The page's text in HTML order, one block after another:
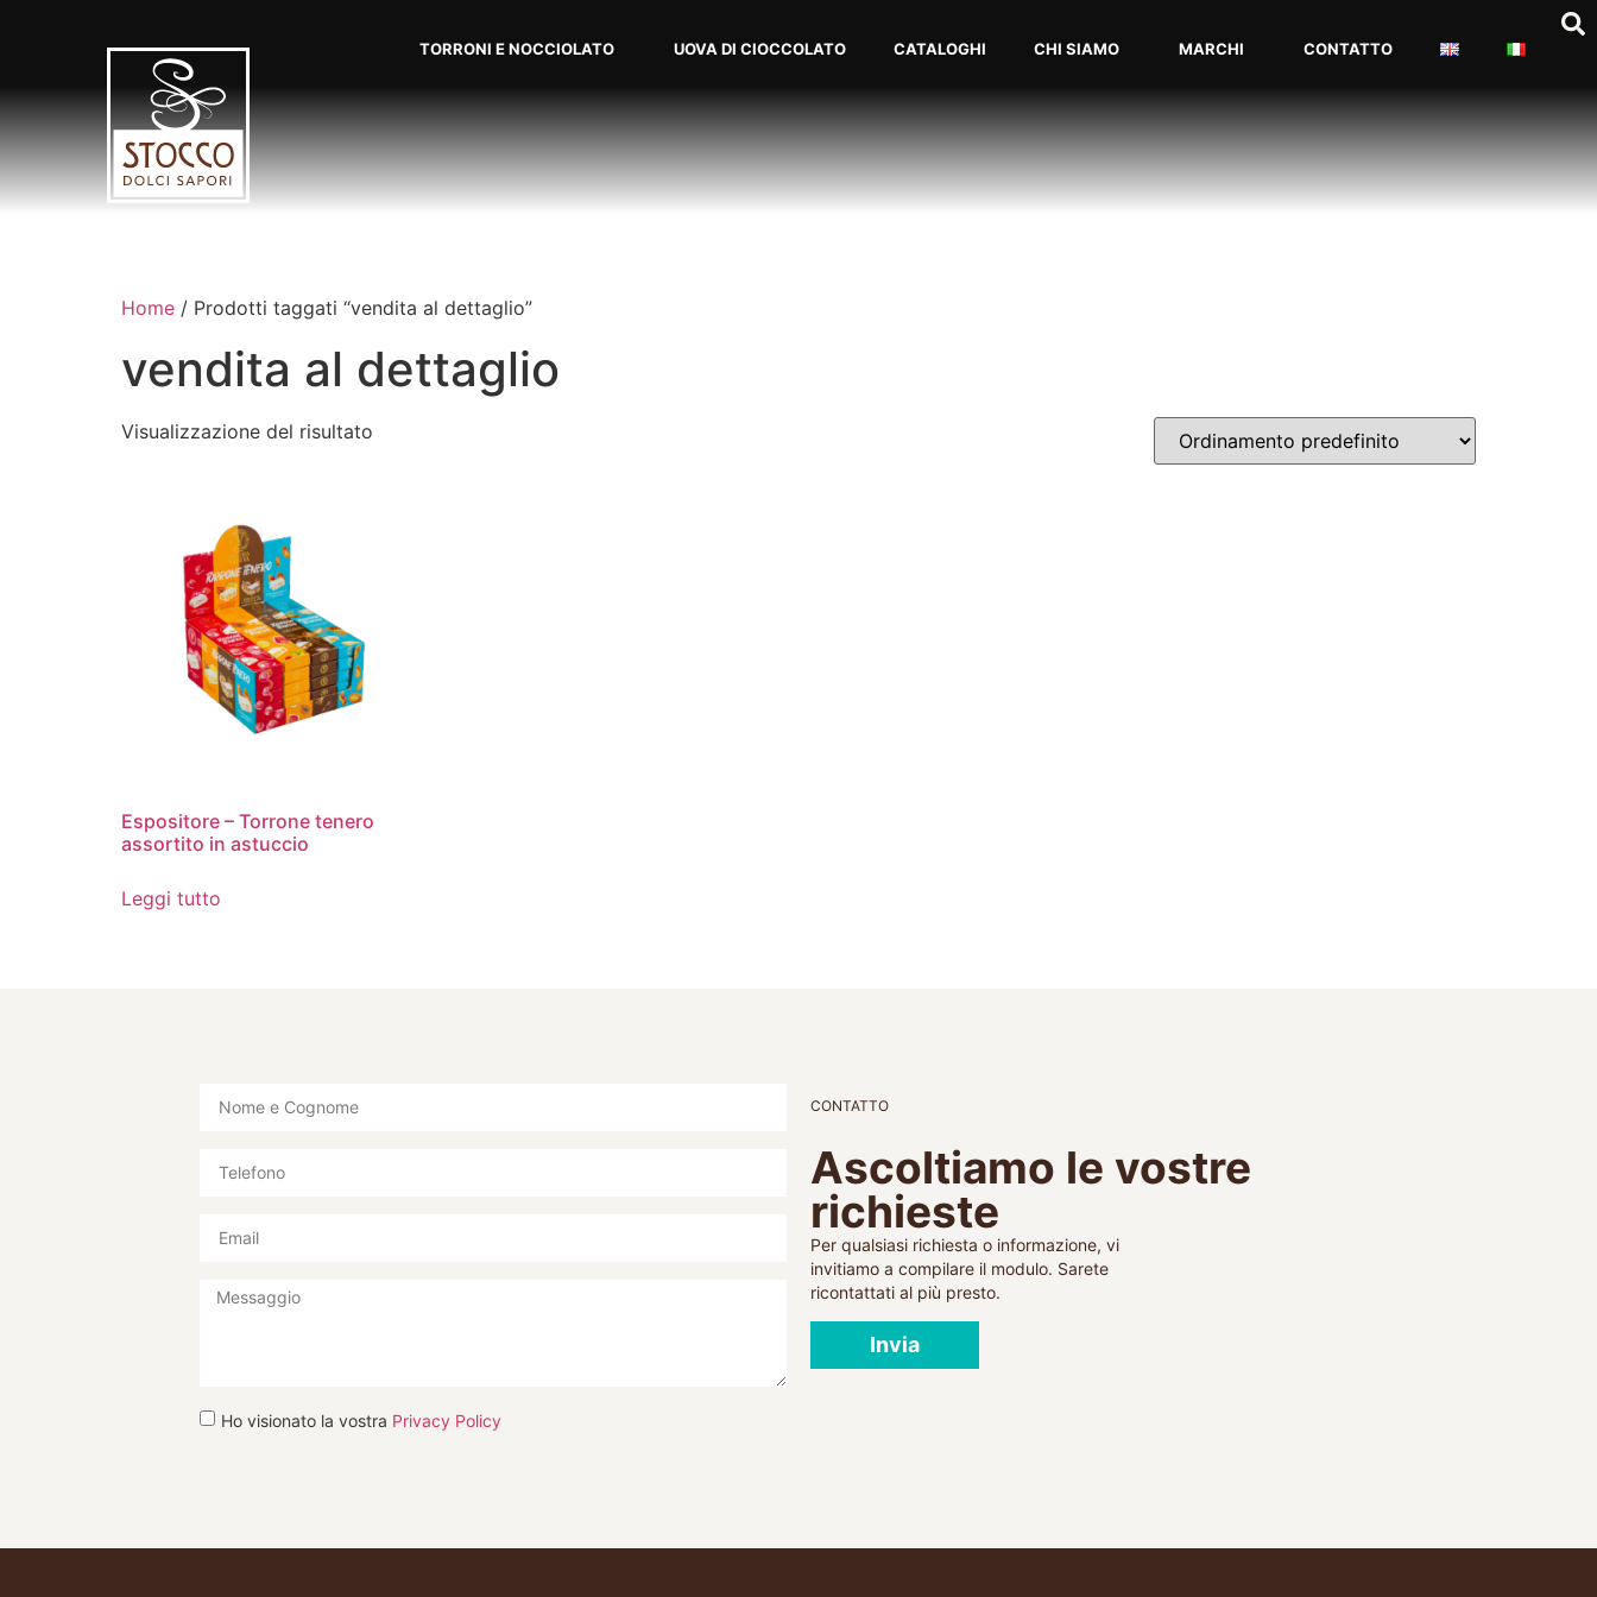
TORRONI E NOCCIOLATO UOVA DI CIOCCOLATO CATALOGHI CHI SIAMO MARCHI CONTATTO
Home / Prodotti taggati “vendita al dettaglio”
vendita al dettaglio
Visualizzazione del risultato
Espositore – Torrone tenero
assortito in astuccio
Leggi tutto
Ho visionato la vostra Privacy Policy
CONTATTO
Ascoltiamo le vostre
richieste
Per qualsiasi richiesta o informazione, vi
invitiamo a compilare il modulo. Sarete
ricontattati al più presto.
Invia